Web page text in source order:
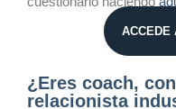
ACCEDE
¿Eres coach,
relacionista